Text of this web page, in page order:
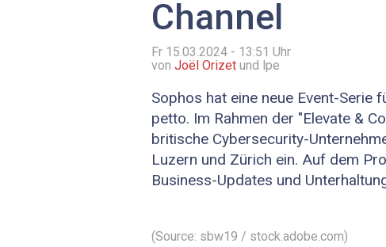
Channel
Fr 15.03.2024 - 13:51 Uhr
von Joël Orizet und lpe
Sophos hat eine neue Event-Serie
petto. Im Rahmen der "Elevate &
britische Cybersecurity-
Luzern und Zürich ein. Auf dem
Business-Updates und
(Source: sbw19 / stock.adobe.com)